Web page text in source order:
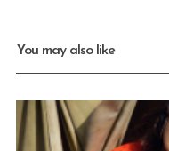
You may also like